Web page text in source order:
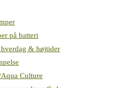
på batteri
& højtider
Culture